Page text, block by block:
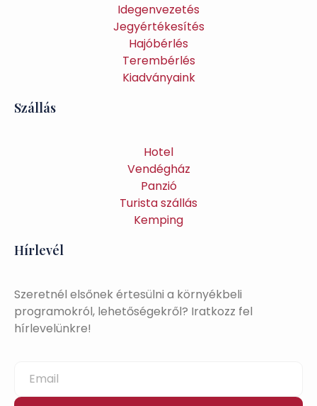
Idegenvezetés
Jegyértékesítés
Hajóbérlés
Terembérlés
Kiadványaink
Szállás
Hotel
Vendégház
Panzió
Turista szállás
Kemping
Hírlevél
Szeretnél elsőnek értesülni a környékbeli
programokról, lehetőségekről? Iratkozz fel
hírlevelünkre!